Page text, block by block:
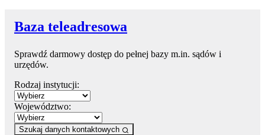
Baza teleadresowa
Sprawdź darmowy dostęp do pełnej bazy m.in. sądów i
urzędów.
Rodzaj instytucji:
Województwo:
Szukaj danych kontaktowych